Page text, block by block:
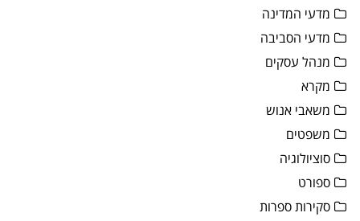
מדעי המדינה
מדעי הסביבה
מנהל עסקים
מקרא
משאבי אנוש
משפטים
סוציולוגיה
ספורט
סקירות ספרות